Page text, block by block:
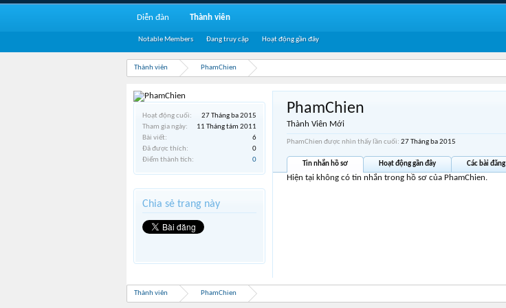
Thành viên PhamChien
Hoạt động cuối:
27 Tháng ba 2015
Tham gia ngày:
11 Tháng tám 2011
Bài viết:
6
Đã được thích:
0
Điểm thành tích:
0
Chia sẻ trang này
PhamChien
Thành Viên Mới
PhamChien được nhìn thấy lần cuối: 27 Tháng ba 2015
Tin nhắn hồ sơ Hoạt động gần đây Các bài đăng
Hiện tại không có tin nhắn trong hồ sơ của PhamChien.
Thành viên PhamChien
Diễn đàn Thành viên
Notable Members Đang truy cập Hoạt động gần đây